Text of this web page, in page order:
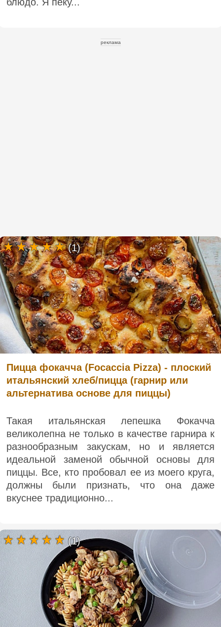
реклама
Пицца фокачча (Focaccia Pizza) - плоский
итальянский хлеб/пицца (гарнир или
альтернатива основе для пиццы)
Такая итальянская лепешка Фокачча
великолепна не только в качестве гарнира к
разнообразным закускам, но и является
идеальной заменой обычной основы для
пиццы. Все, кто пробовал ее из моего круга,
должны были признать, что она даже
вкуснее традиционно...
(1)
(1)